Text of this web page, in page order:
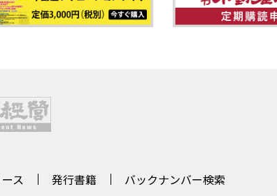
ス 発行書籍 バックナンバー検索